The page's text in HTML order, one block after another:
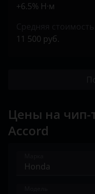
+6.5% Н·м
11 500 руб.
Цены на чип-
Accord